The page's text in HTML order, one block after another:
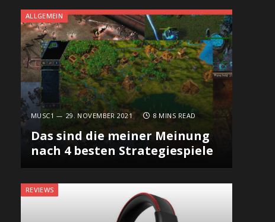
ALLGEMEIN
MUSC1 29. NOVEMBER 2021 8 MINS READ
Das sind die meiner Meinung
nach 4 besten Strategiespiele
REVIEWS